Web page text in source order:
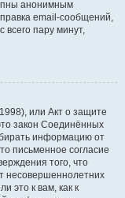
анонимным
email-сообщений,
всего пару минут,
или Акт о защите
закон Соединённых
информацию от
письменное согласие
того, что
несовершеннолетних
это к вам, как к